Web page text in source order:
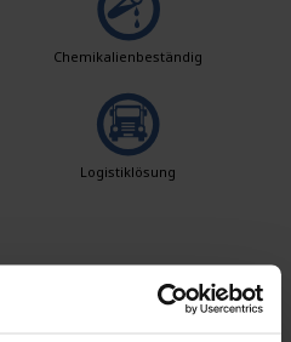
Chemikalienbeständig
Logistiklösung